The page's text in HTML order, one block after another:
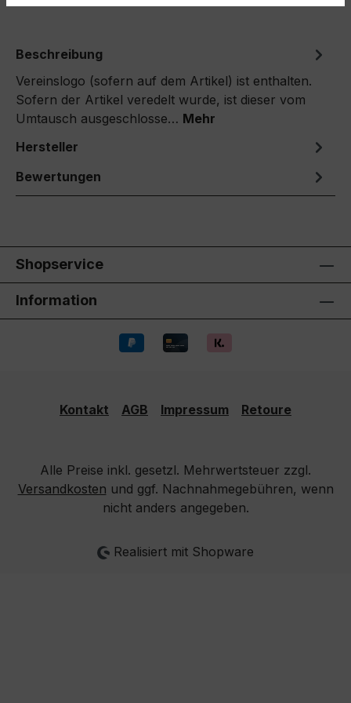
Beschreibung
Vereinslogo (sofern auf dem Artikel) ist enthalten.
Sofern der Artikel veredelt wurde, ist dieser vom
Umtausch ausgeschlosse… Mehr
Hersteller
Bewertungen
Shopservice
Information
Kontakt AGB Impressum Retoure
Alle Preise inkl. gesetzl. Mehrwertsteuer zzgl.
Versandkosten und ggf. Nachnahmegebühren, wenn
nicht anders angegeben.
Realisiert mit Shopware